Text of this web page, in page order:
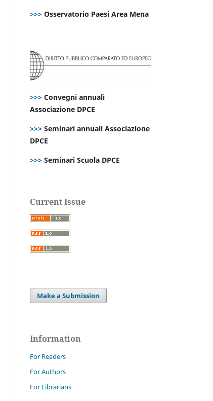
>>> Osservatorio Paesi Area Mena
>>> Convegni annuali
Associazione DPCE
>>> Seminari annuali Associazione
DPCE
>>> Seminari Scuola DPCE
Current Issue
Make a Submission
Information
For Readers
For Authors
For Librarians